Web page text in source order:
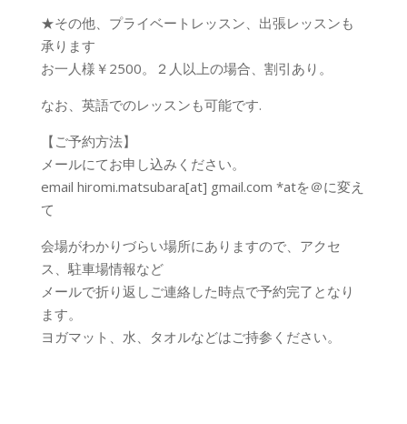
★その他、プライベートレッスン、出張レッスンも
承ります
お一人様￥2500。２人以上の場合、割引あり。
なお、英語でのレッスンも可能です.
【ご予約方法】
メールにてお申し込みください。
email hiromi.matsubara[at] gmail.com *atを＠に変え
て
会場がわかりづらい場所にありますので、アクセ
ス、駐車場情報など
メールで折り返しご連絡した時点で予約完了となり
ます。
ヨガマット、水、タオルなどはご持参ください。